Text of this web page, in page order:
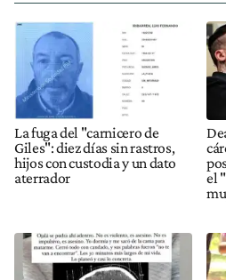
La fuga del "carnicero de
Giles": diez días sin rastros,
hijos con custodia y un dato
aterrador
el